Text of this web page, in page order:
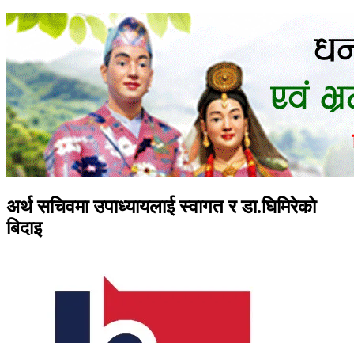
अर्थ सचिवमा उपाध्यायलाई स्वागत र डा.घिमिरेको
बिदाइ